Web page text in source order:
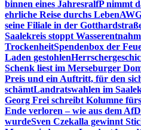
binnen eines JahresralfP nimmt
ehrliche Reise durchs Leben
seine Filiale in der
Saalekreis stoppt
TrockenheitSpendenbox der
Laden gestohlen
Schenk liest im Merseburger
Preis und ein Auftritt, für den
schämtLandratswahlen im
Georg Frei schreibt Kolumne
Ende verloren – wie aus dem
wurdeSven Czekalla gewinnt